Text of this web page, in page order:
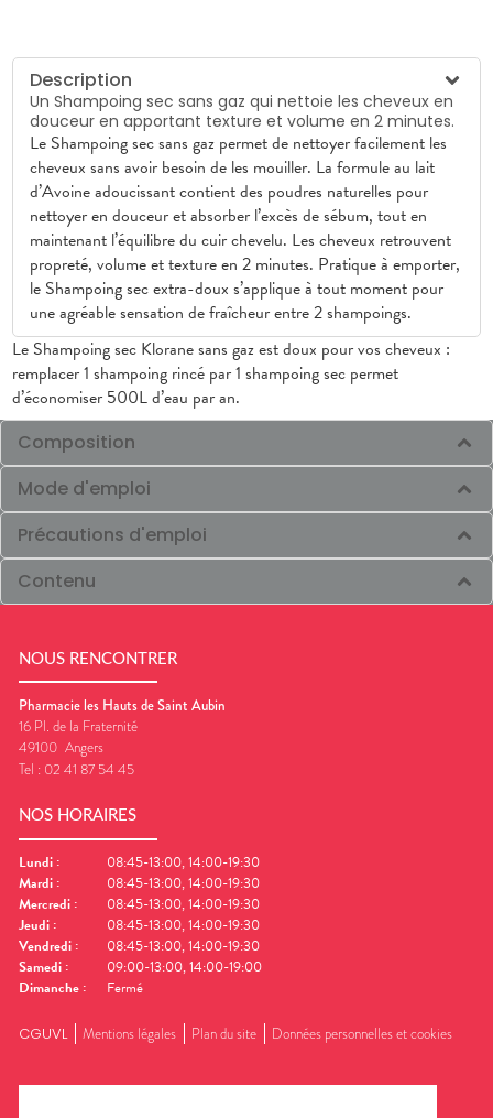
Description
Un Shampoing sec sans gaz qui nettoie les cheveux en
douceur en apportant texture et volume en 2 minutes.
Le Shampoing sec sans gaz permet de nettoyer facilement les
cheveux sans avoir besoin de les mouiller. La formule au lait
d’Avoine adoucissant contient des poudres naturelles pour
nettoyer en douceur et absorber l’excès de sébum, tout en
maintenant l’équilibre du cuir chevelu. Les cheveux retrouvent
propreté, volume et texture en 2 minutes. Pratique à emporter,
le Shampoing sec extra-doux s’applique à tout moment pour
une agréable sensation de fraîcheur entre 2 shampoings.
Le Shampoing sec Klorane sans gaz est doux pour vos cheveux :
remplacer 1 shampoing rincé par 1 shampoing sec permet
d’économiser 500L d’eau par an.
Composition
Mode d'emploi
Précautions d'emploi
Contenu
NOUS RENCONTRER
Pharmacie les Hauts de Saint Aubin
16 Pl. de la Fraternité
49100 Angers
Tel : 02 41 87 54 45
NOS HORAIRES
Lundi :
08:45-13:00, 14:00-19:30
Mardi :
08:45-13:00, 14:00-19:30
Mercredi :
08:45-13:00, 14:00-19:30
Jeudi :
08:45-13:00, 14:00-19:30
Vendredi :
08:45-13:00, 14:00-19:30
Samedi :
09:00-13:00, 14:00-19:00
Dimanche : Fermé
CGUVL Mentions légales Plan du site Données personnelles et cookies